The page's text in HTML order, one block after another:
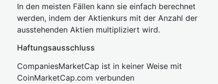
In den meisten Fällen kann sie einfach berechnet
werden, indem der Aktienkurs mit der Anzahl der
ausstehenden Aktien multipliziert wird.
Haftungsausschluss
CompaniesMarketCap ist in keiner Weise mit
CoinMarketCap.com verbunden